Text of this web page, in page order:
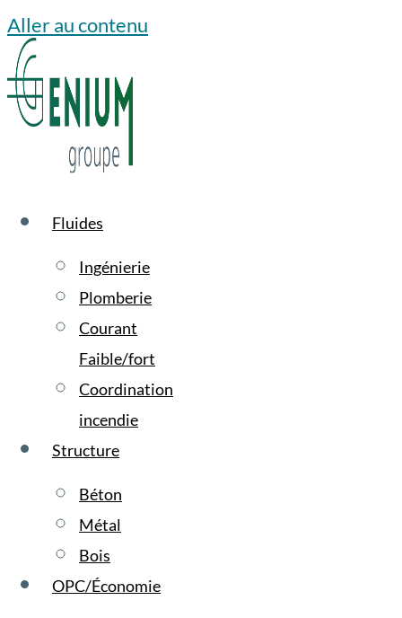
Aller au contenu
Fluides
Ingénierie
Plomberie
Courant
Faible/fort
Coordination
incendie
Structure
Béton
Métal
Bois
OPC/Économie